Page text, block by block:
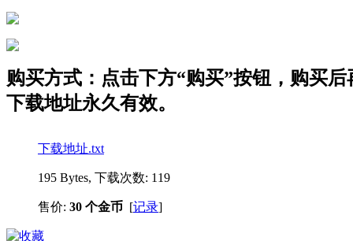
购买方式：点击下方“购买”按钮，购买
下载地址永久有效。
下载地址.txt
195 Bytes, 下载次数: 119
售价: 30 个金币 [记录]